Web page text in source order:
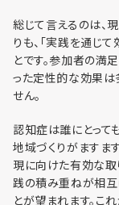
総じて言えるのは、
りも、「実践を通じ
とです。参加者の満
った定性的な効果は
せん。
認知症は誰にとって
地域づくりがますま
現に向けた有効な取
践の積み重ねが相互
とが望まれます。こ